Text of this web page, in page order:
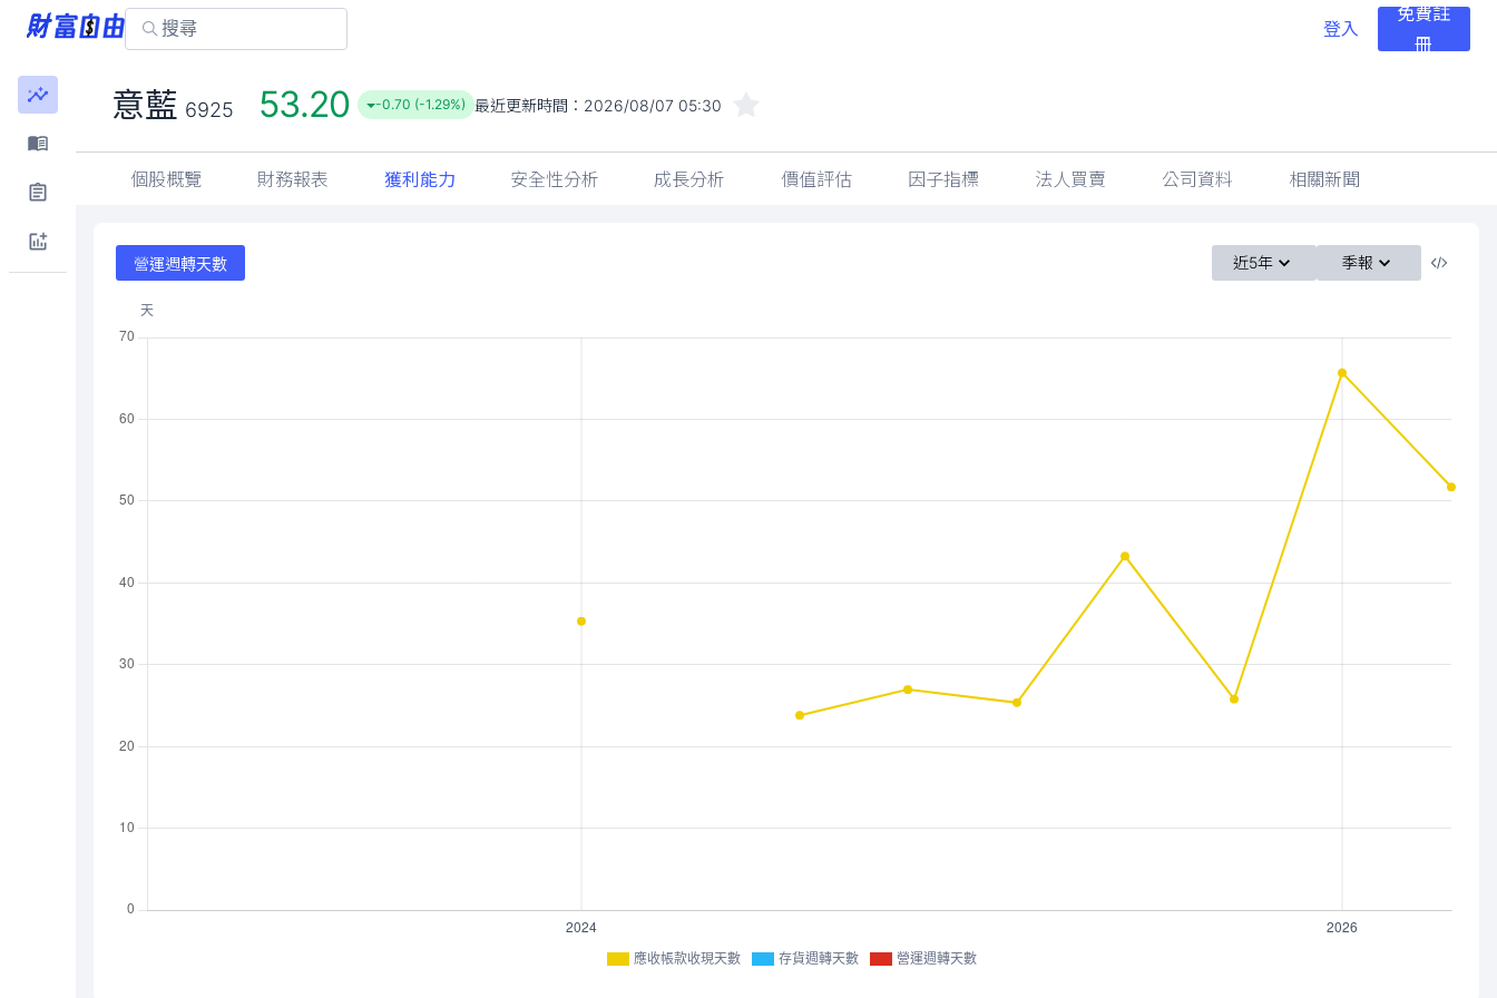
登入
免費註
冊
意藍 6925 53.20 -0.70 (-1.29%) 最近更新時間： 2026/08/07 05:30
個股概覽 財務報表 獲利能力 安全性分析 成長分析 價值評估 因子指標 法人買賣 公司資料 相關新聞
營運週轉天數 近5年 季報
應收帳款收現天數 存貨週轉天數 營運週轉天數